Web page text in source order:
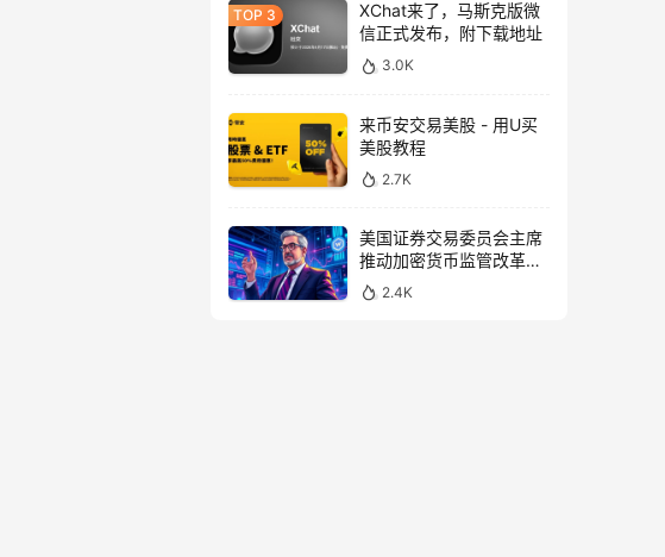
XChat来了，马斯克版微
信正式发布，附下载地址
3.0K
来币安交易美股 - 用U买
美股教程
2.7K
美国证券交易委员会主席
推动加密货币监管改革，
力求未来验证
2.4K